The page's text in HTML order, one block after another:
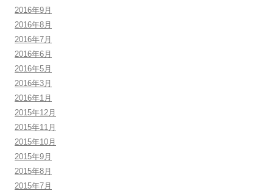
2016年9月
2016年8月
2016年7月
2016年6月
2016年5月
2016年3月
2016年1月
2015年12月
2015年11月
2015年10月
2015年9月
2015年8月
2015年7月